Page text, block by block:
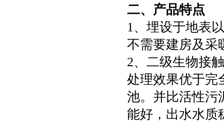
二、产品特点
1、埋设于地表
不需要建房及采
2、二级生物接
处理效果优于完
池。并比活性污
能好，出水水质